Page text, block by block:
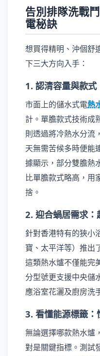
告別排隊洗戰
電秘訣
想買得精明、沖個舒
下三大方向入手：
1. 認清容量與款
市面上的儲水式電熱
計。單膽款式技術成
則透過將冷熱水分流
天無需苦候多時便能
據顯示，部分雙膽熱
比單膽款式略高，用
捨。
2. 迎合蝸居需求：
針對香港特有的狹小
寶、太平洋等）推出
這類熱水爐不僅能完
分型號更支援中央儲
應浴室花灑及廚房洗
3. 看懂能源標籤：
無論選擇哪款熱水爐
對是關鍵指標。測試